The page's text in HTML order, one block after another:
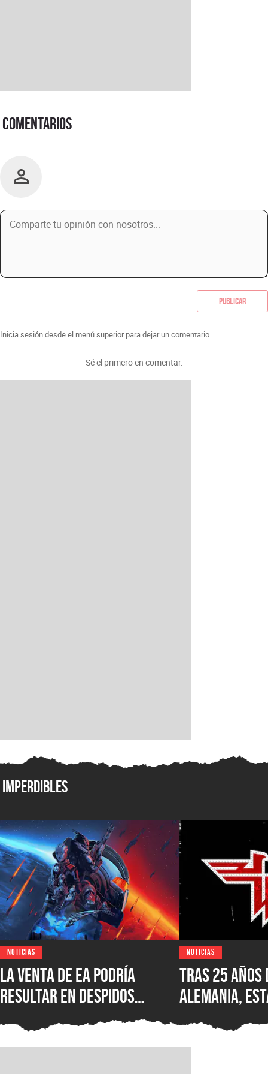
Comentarios
Publicar
Inicia sesión desde el menú superior para dejar un comentario.
Sé el primero en comentar.
Imperdibles
NOTICIAS
La venta de EA podría
resultar en despidos
masivos y la venta de
estudios como BioWare,
NOTICIAS
Tras 25 años
Alemania,
disponible